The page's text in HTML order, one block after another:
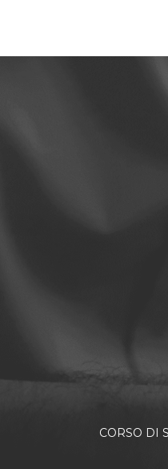
CORSO DI